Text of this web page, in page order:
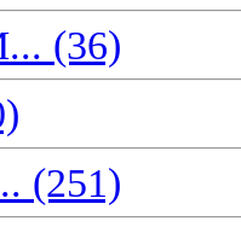
(36)
(251)